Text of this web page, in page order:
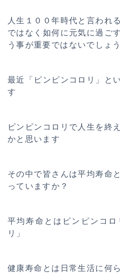
人生１００年時代と言われ
ではなく如何に元気に過ご
う事が重要ではないでしょ
最近「ピンピンコロリ」と
す
ピンピンコロリで人生を終
かと思います
その中で皆さんは平均寿命
っていますか？
平均寿命とはピンピンコ
リ」
健康寿命とは日常生活に何